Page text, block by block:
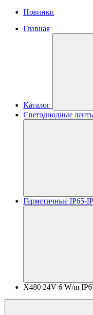
Новинки
Главная
Каталог
Светодиодные
Герметичные IP65-
X480 24V 6 W/m